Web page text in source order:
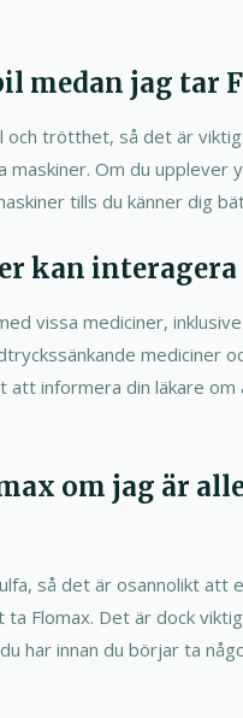
medan jag tar
och trötthet, så det är
maskiner. Om du
tills du känner dig
kan interagera
vissa mediciner,
mediciner
att informera din läkare om
om jag är
så det är osannolikt att
Flomax. Det är dock
har innan du börjar ta